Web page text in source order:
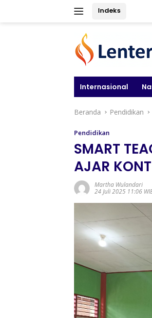
Indeks
Internasional
Beranda Pendidikan
Pendidikan
SMART
AJAR
Martha Wulandari
24 Juli 2025 11:06